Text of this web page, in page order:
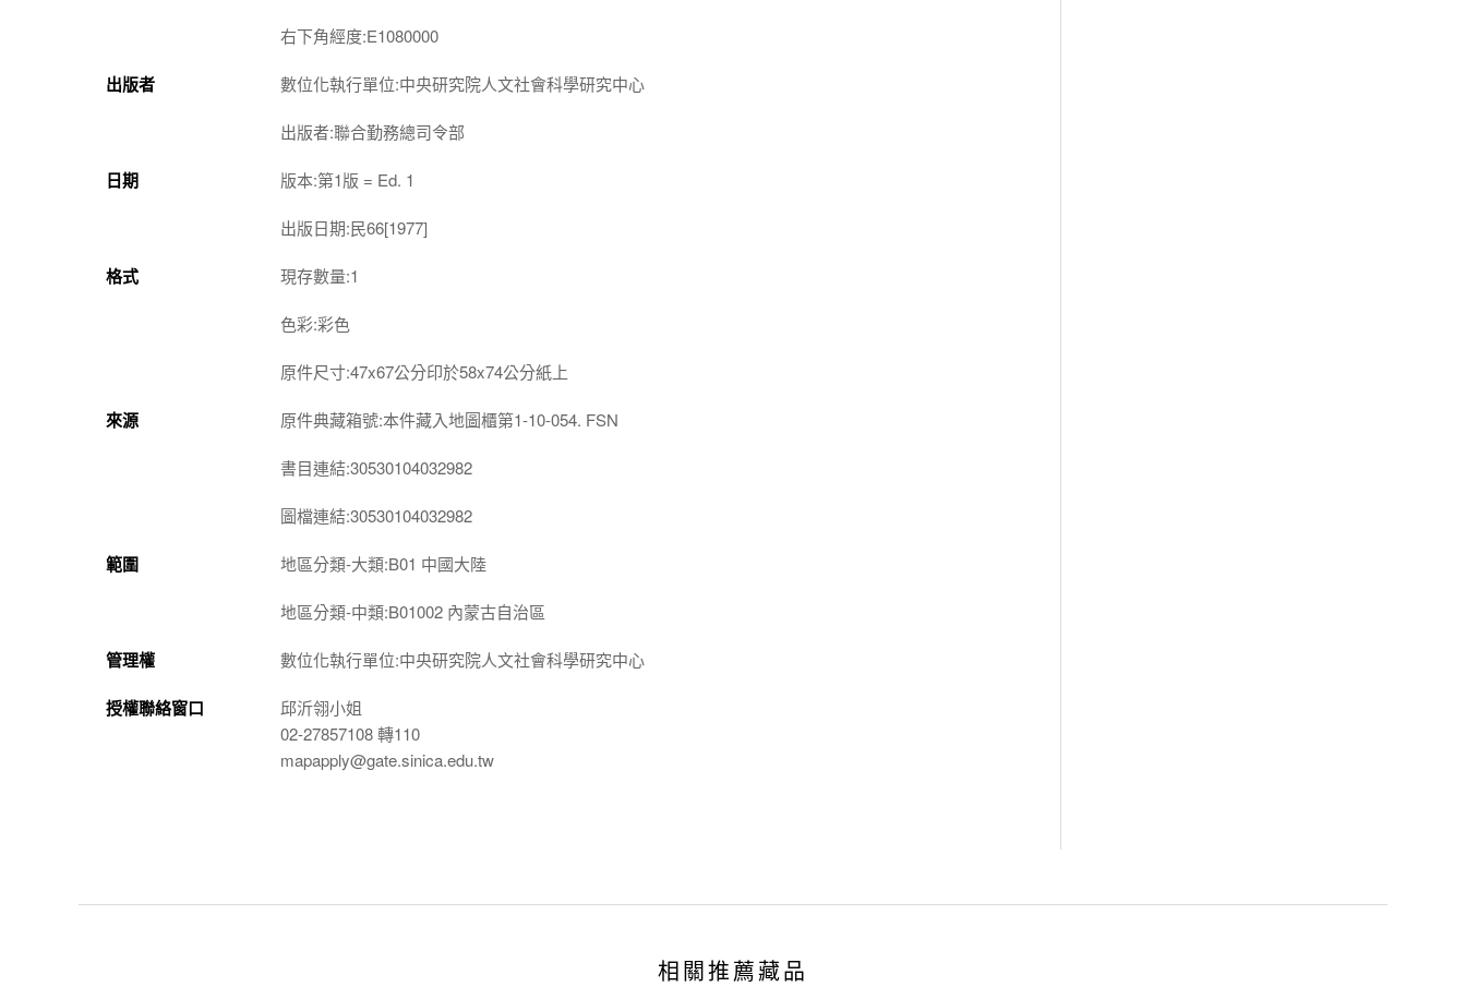
右下角經度:E1080000
出版者 數位化執行單位:中央研究院人文社會科學研究中心
出版者:聯合勤務總司令部
日期 版本:第1版 = Ed. 1
出版日期:民66[1977]
格式 現存數量:1
色彩:彩色
原件尺寸:47x67公分印於58x74公分紙上
來源 原件典藏箱號:本件藏入地圖櫃第1-10-054. FSN
書目連結:30530104032982
圖檔連結:30530104032982
範圍 地區分類-大類:B01 中國大陸
地區分類-中類:B01002 內蒙古自治區
管理權 數位化執行單位:中央研究院人文社會科學研究中心
授權聯絡窗口
邱沂翎小姐
02-27857108 轉110
mapapply@gate.sinica.edu.tw
相關推薦藏品